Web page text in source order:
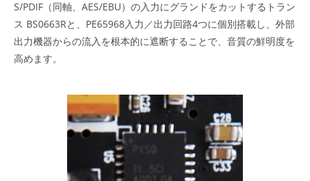
S/PDIF（同軸、AES/EBU）の入力にグランドをカットするトラン
ス BS0663Rと、PE65968入力／出力回路4つに個別搭載し、外部
出力機器からの流入を根本的に遮断することで、音質の鮮明度を
高めます。